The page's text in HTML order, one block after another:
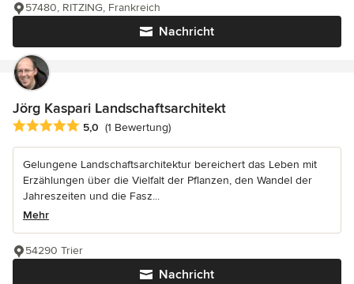
Nachricht
57480, RITZING, Frankreich
Jörg Kaspari Landschaftsarchitekt
Durchschnittliche Bewertung: 5 von 5 Sternen
5,0 (1 Bewertung)
Gelungene Landschaftsarchitektur bereichert das Leben mit
Erzählungen über die Vielfalt der Pflanzen, den Wandel der
Jahreszeiten und die Fasz...
Mehr
Nachricht
54290 Trier